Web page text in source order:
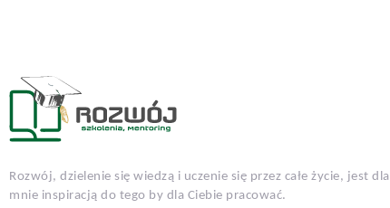
Rozwój, dzielenie się wiedzą i uczenie się przez całe życie, jest dla
mnie inspiracją do tego by dla Ciebie pracować.